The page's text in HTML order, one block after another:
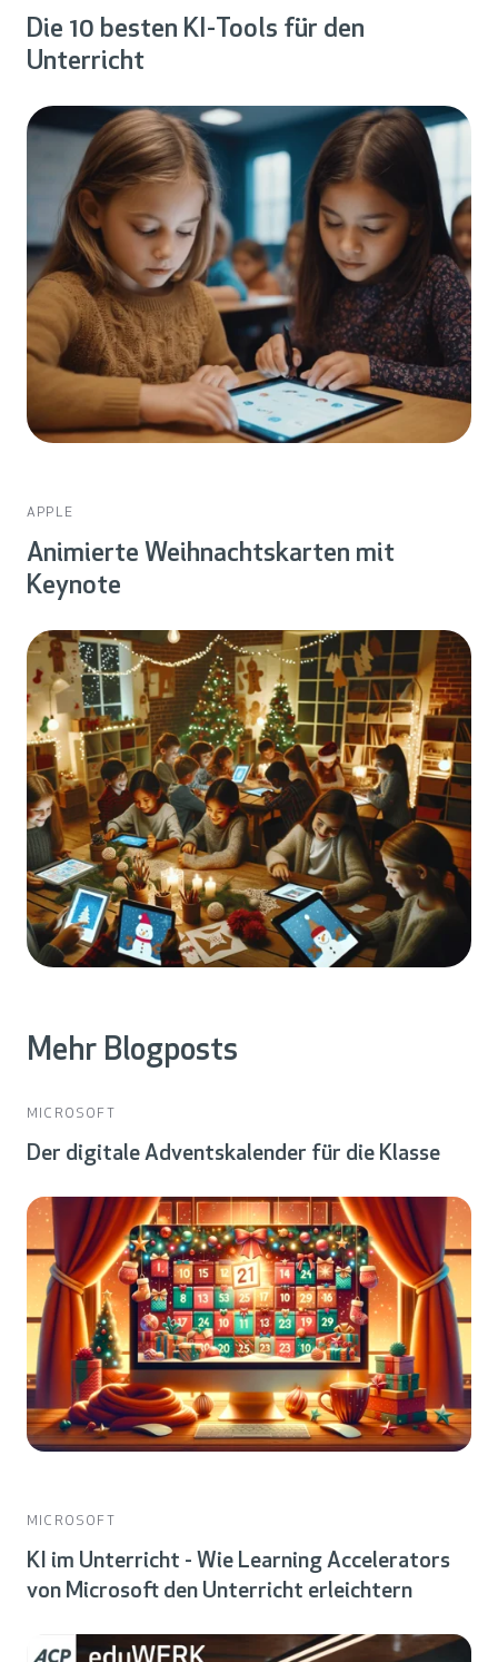
Die 10 besten KI-Tools für den
Unterricht
APPLE
Animierte Weihnachtskarten mit
Keynote
Mehr Blogposts
MICROSOFT
Der digitale Adventskalender für die Klasse
MICROSOFT
KI im Unterricht - Wie Learning Accelerators
von Microsoft den Unterricht erleichtern